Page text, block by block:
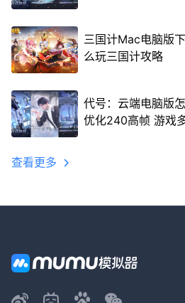
三国计Mac电脑版
么玩三国计攻略
代号：云端电脑版
优化240高帧 游戏
查看更多